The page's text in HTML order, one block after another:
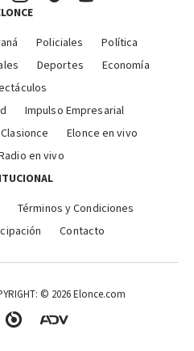
Policiales
Política
Deportes
Economía
Impulso Empresarial
Clasionce
Elonce en vivo
en vivo
Términos y Condiciones
Contacto
© 2026 Elonce.com